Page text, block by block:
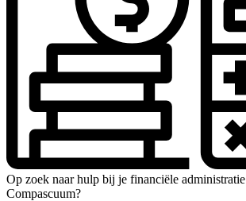
Op zoek naar hulp bij je financiële
Compascuum?